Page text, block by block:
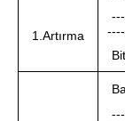
1.Artırma